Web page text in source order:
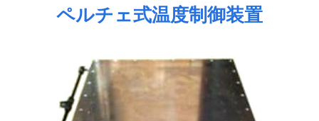
ペルチェ式温度制御装置